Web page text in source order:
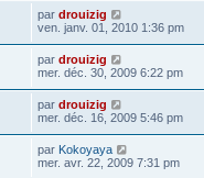
par drouizig
ven. janv. 01, 2010 1:36 pm
par drouizig
mer. déc. 30, 2009 6:22 pm
par drouizig
mer. déc. 16, 2009 5:46 pm
par Kokoyaya
mer. avr. 22, 2009 7:31 pm